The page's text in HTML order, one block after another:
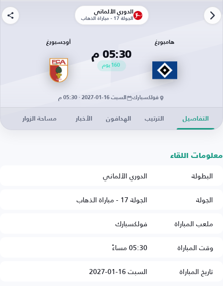
الدوري الألماني
الجولة 17 - مباراة الذهاب
هامبورغ
05:30 م
160 يوم
أوجسبورغ
فولكسبارك السبت 16-01-2027 · 05:30 م
التفاصيل الترتيب الهدافون الأخبار مساحة الزوار
معلومات اللقاء
البطولة
الدوري الألماني
الجولة
الجولة 17 - مباراة الذهاب
ملعب المباراة
فولكسبارك
وقت المباراة
05:30 مساءً
تاريخ المباراة
السبت 16-01-2027